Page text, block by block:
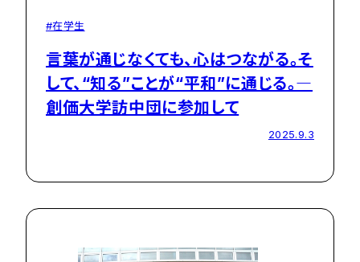
#在学生
言葉が通じなくても、心はつながる。そ
して、“知る”ことが“平和”に通じる。―
創価大学訪中団に参加して
2025.9.3